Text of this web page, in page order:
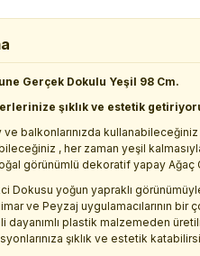
Gerçek Dokulu Yeşil 98 Cm.
şıklık ve estetik
ve balkonlarınızda
, her zaman yeşil
görünümlü dekoratif yapay Ağaç
Dokusu yoğun yapraklı
ve Peyzaj uygulamacılarının
dayanımlı plastik malzemeden
şıklık ve estetik